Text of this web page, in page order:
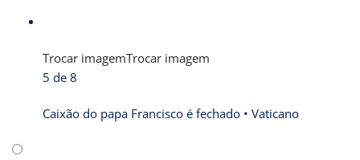
Trocar imagemTrocar imagem
5 de 8
Caixão do papa Francisco é fechado • Vaticano